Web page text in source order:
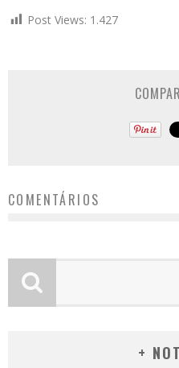
Post Views: 1.427
COMENTÁRIOS
+